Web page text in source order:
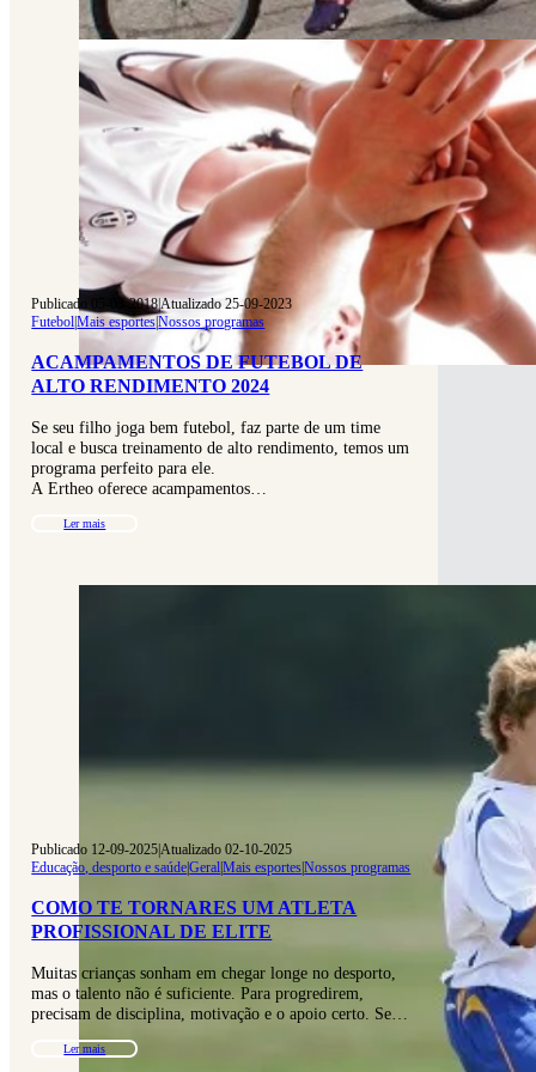
Publicado 05-03-2018|Atualizado 25-09-2023
Futebol|Mais esportes|Nossos programas
ACAMPAMENTOS DE FUTEBOL DE
ALTO RENDIMENTO 2024
Se seu filho joga bem futebol, faz parte de um time
local e busca treinamento de alto rendimento, temos um
programa perfeito para ele.
A Ertheo oferece acampamentos…
Ler mais
Publicado 12-09-2025|Atualizado 02-10-2025
Educação, desporto e saúde|Geral|Mais esportes|Nossos programas
COMO TE TORNARES UM ATLETA
PROFISSIONAL DE ELITE
Muitas crianças sonham em chegar longe no desporto,
mas o talento não é suficiente. Para progredirem,
precisam de disciplina, motivação e o apoio certo. Se…
Ler mais